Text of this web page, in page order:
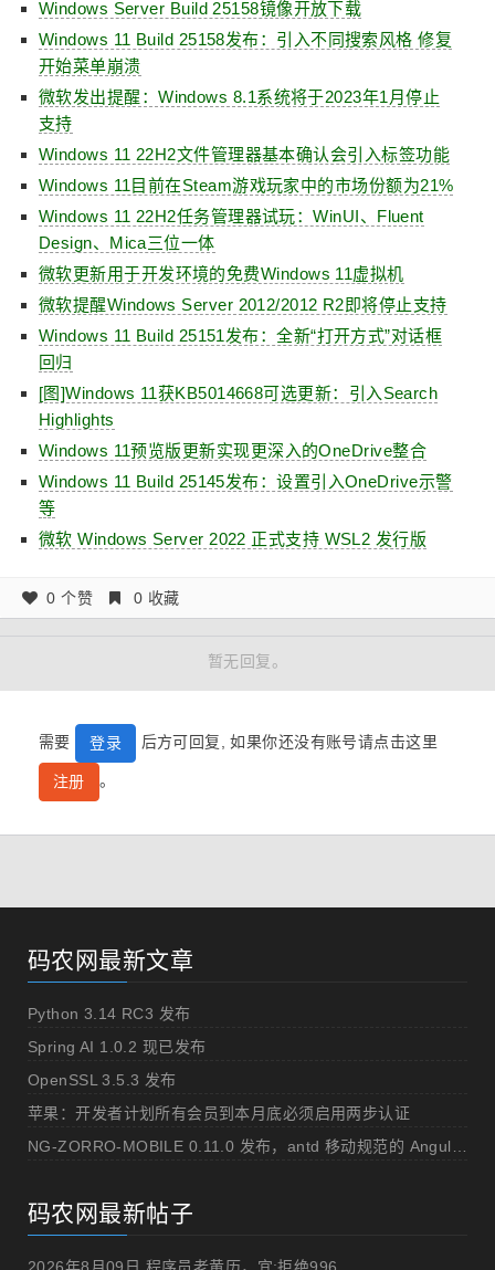
Windows Server Build 25158镜像开放下载
Windows 11 Build 25158发布：引入不同搜索风格 修复
开始菜单崩溃
微软发出提醒：Windows 8.1系统将于2023年1月停止
支持
Windows 11 22H2文件管理器基本确认会引入标签功能
Windows 11目前在Steam游戏玩家中的市场份额为21%
Windows 11 22H2任务管理器试玩：WinUI、Fluent
Design、Mica三位一体
微软更新用于开发环境的免费Windows 11虚拟机
微软提醒Windows Server 2012/2012 R2即将停止支持
Windows 11 Build 25151发布：全新“打开方式”对话框
回归
[图]Windows 11获KB5014668可选更新：引入Search
Highlights
Windows 11预览版更新实现更深入的OneDrive整合
Windows 11 Build 25145发布：设置引入OneDrive示警
等
微软 Windows Server 2022 正式支持 WSL2 发行版
0 个赞 0 收藏
暂无回复。
需要 登录 后方可回复, 如果你还没有账号请点击这里
注册 。
码农网最新文章
Python 3.14 RC3 发布
Spring AI 1.0.2 现已发布
OpenSSL 3.5.3 发布
苹果：开发者计划所有会员到本月底必须启用两步认证
码农网最新帖子